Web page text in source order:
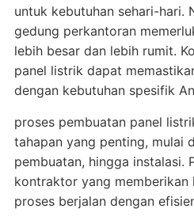
untuk kebutuhan sehari-hari.
gedung perkantoran
lebih besar dan lebih rumit.
panel listrik dapat
dengan kebutuhan spesifik
proses pembuatan panel
tahapan yang penting, mulai
pembuatan, hingga instalasi.
kontraktor yang memberikan
proses berjalan dengan